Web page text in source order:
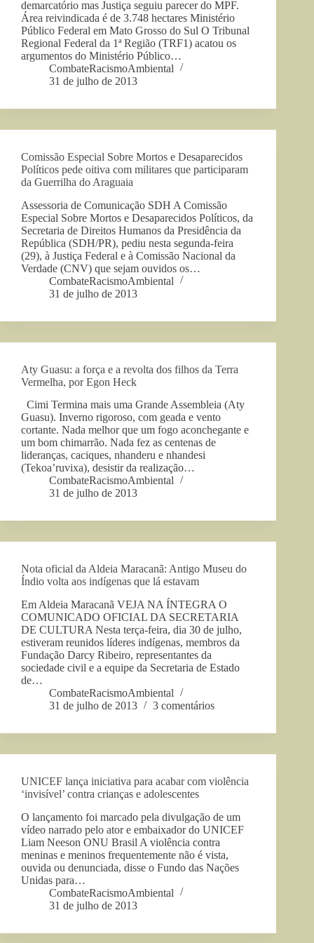
demarcatório mas Justiça seguiu parecer do MPF.
Área reivindicada é de 3.748 hectares Ministério
Público Federal em Mato Grosso do Sul O Tribunal
Regional Federal da 1ª Região (TRF1) acatou os
argumentos do Ministério Público…
CombateRacismoAmbiental
31 de julho de 2013
Comissão Especial Sobre Mortos e Desaparecidos
Políticos pede oitiva com militares que participaram
da Guerrilha do Araguaia
Assessoria de Comunicação SDH A Comissão
Especial Sobre Mortos e Desaparecidos Políticos, da
Secretaria de Direitos Humanos da Presidência da
República (SDH/PR), pediu nesta segunda-feira
(29), à Justiça Federal e à Comissão Nacional da
Verdade (CNV) que sejam ouvidos os…
CombateRacismoAmbiental
31 de julho de 2013
Aty Guasu: a força e a revolta dos filhos da Terra
Vermelha, por Egon Heck
Cimi Termina mais uma Grande Assembleia (Aty
Guasu). Inverno rigoroso, com geada e vento
cortante. Nada melhor que um fogo aconchegante e
um bom chimarrão. Nada fez as centenas de
lideranças, caciques, nhanderu e nhandesi
(Tekoa’ruvixa), desistir da realização…
CombateRacismoAmbiental
31 de julho de 2013
Nota oficial da Aldeia Maracanã: Antigo Museu do
Índio volta aos indígenas que lá estavam
Em Aldeia Maracanã VEJA NA ÍNTEGRA O
COMUNICADO OFICIAL DA SECRETARIA
DE CULTURA Nesta terça-feira, dia 30 de julho,
estiveram reunidos líderes indígenas, membros da
Fundação Darcy Ribeiro, representantes da
sociedade civil e a equipe da Secretaria de Estado
de…
CombateRacismoAmbiental
31 de julho de 2013
3 comentários
UNICEF lança iniciativa para acabar com violência
‘invisível’ contra crianças e adolescentes
O lançamento foi marcado pela divulgação de um
vídeo narrado pelo ator e embaixador do UNICEF
Liam Neeson ONU Brasil A violência contra
meninas e meninos frequentemente não é vista,
ouvida ou denunciada, disse o Fundo das Nações
Unidas para…
CombateRacismoAmbiental
31 de julho de 2013